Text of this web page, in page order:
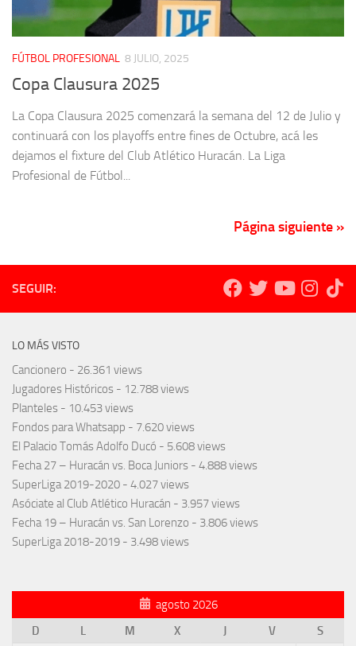
FÚTBOL PROFESIONAL 8 JULIO, 2025
Copa Clausura 2025
La Copa Clausura 2025 comenzará la semana del 12 de Julio y
continuará con los playoffs entre fines de Octubre, acá les
dejamos el fixture del Club Atlético Huracán. La Liga
Profesional de Fútbol...
Página siguiente »
SEGUIR:
LO MÁS VISTO
Cancionero - 26.361 views
Jugadores Históricos - 12.788 views
Planteles - 10.453 views
Fondos para Whatsapp - 7.620 views
El Palacio Tomás Adolfo Ducó - 5.608 views
Fecha 27 – Huracán vs. Boca Juniors - 4.888 views
SuperLiga 2019-2020 - 4.027 views
Asóciate al Club Atlético Huracán - 3.957 views
Fecha 19 – Huracán vs. San Lorenzo - 3.806 views
SuperLiga 2018-2019 - 3.498 views
agosto 2026
D
L M X J V
S